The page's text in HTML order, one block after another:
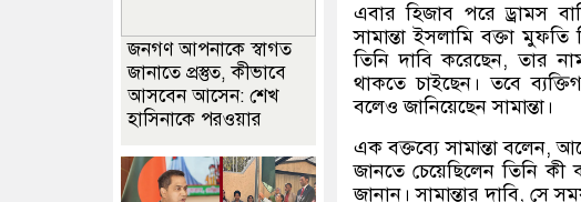
এবার হিজাব পরে ড্রামস
সামান্তা ইসলামি বক্তা মুফতি
তিনি দাবি করেছেন,তার
থাকতে চাইছেন। তবে
বলেও জানিয়েছেন সামান্তা।
এক বক্তব্যে সামান্তা বলেন,
জানতে চেয়েছিলেন তিনি কী
জানান। সামান্তার দাবি,সে
জনগণ আপনাকে স্বাগত
জানাতে প্রস্তুত, কীভাবে
আসবেন আসেন: শেখ
হাসিনাকে পরওয়ার